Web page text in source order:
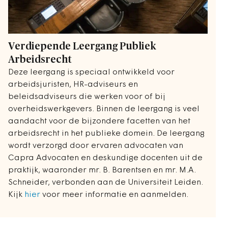
Verdiepende Leergang Publiek
Arbeidsrecht
Deze leergang is speciaal ontwikkeld voor
arbeidsjuristen, HR-adviseurs en
beleidsadviseurs die werken voor of bij
overheidswerkgevers. Binnen de leergang is veel
aandacht voor de bijzondere facetten van het
arbeidsrecht in het publieke domein. De leergang
wordt verzorgd door ervaren advocaten van
Capra Advocaten en deskundige docenten uit de
praktijk, waaronder mr. B. Barentsen en mr. M.A.
Schneider, verbonden aan de Universiteit Leiden.
Kijk hier voor meer informatie en aanmelden.